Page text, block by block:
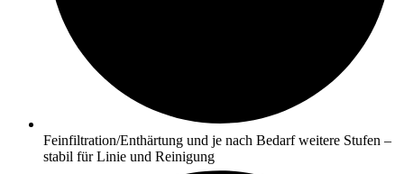
Feinfiltration/Enthärtung und je nach Bedarf weitere Stufen –
stabil für Linie und Reinigung